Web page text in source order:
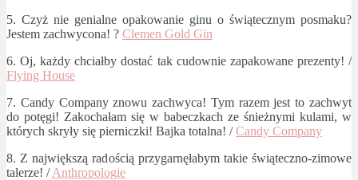
5. Czyż nie genialne opakowanie ginu o świątecznym posmaku?
Jestem zachwycona! ? Clemen Gold Gin
6. Oj, każdy chciałby dostać tak cudownie zapakowane prezenty! /
Flying House
7. Candy Company znowu zachwyca! Tym razem jest to zachwyt
do potęgi! Zakochałam się w babeczkach ze śnieżnymi kulami, w
których skryły się pierniczki! Bajka totalna! /Candy Company
8. Z największą radością przygarnęłabym takie świąteczno-zimowe
talerze! /Anthropologie